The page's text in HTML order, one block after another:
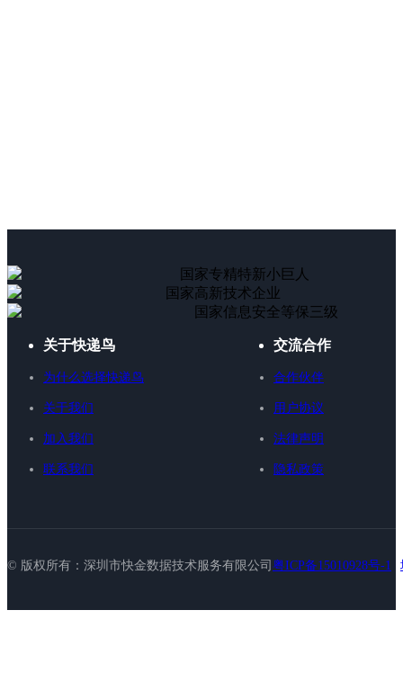
国家专精特新小巨人
国家高新技术企业
国家信息安全等保三级
关于快递鸟
为什么选择快递鸟
关于我们
加入我们
联系我们
交流合作
合作伙伴
用户协议
法律声明
隐私政策
© 版权所有：深圳市快金数据技术服务有限公司 粤ICP备15010928号-1